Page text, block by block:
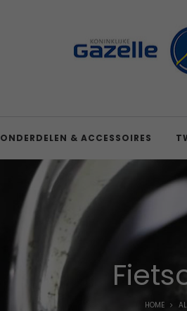
ONDERDELEN & ACCESSOIRES
HOME